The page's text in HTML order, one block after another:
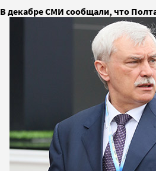
В декабре СМИ сообщали, что